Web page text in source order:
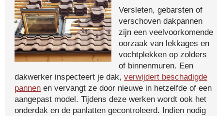
Versleten, gebarsten of
verschoven dakpannen
zijn een veelvoorkomende
oorzaak van lekkages en
vochtplekken op zolders
of binnenmuren. Een
dakwerker inspecteert je dak, verwijdert beschadigde
pannen en vervangt ze door nieuwe in hetzelfde of een
aangepast model. Tijdens deze werken wordt ook het
onderdak en de panlatten gecontroleerd. Indien nodig